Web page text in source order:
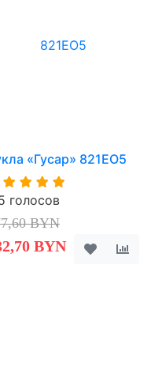
«Гусар» 821EO5
голосов
BYN
BYN